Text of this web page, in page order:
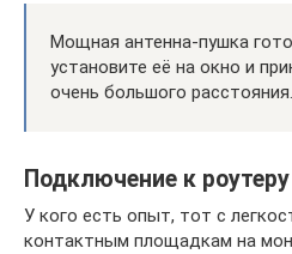
Мощная антенна-пушка
установите её на окно и
очень большого расстояния.
Подключение к роутеру
У кого есть опыт, тот с
контактным площадкам на